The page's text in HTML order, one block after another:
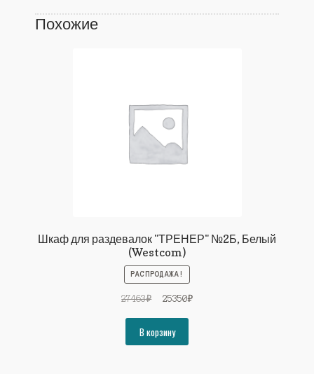
Похожие
Шкаф для раздевалок "ТРЕНЕР" №2Б, Белый
(Westcom)
РАСПРОДАЖА!
27463₽
Первоначальная
составляла
27463₽.
25350₽Текущая
В корзину